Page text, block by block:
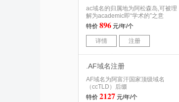
ac域名的归属地为阿松森岛,可被理
解为academic即“学术的”之意
特价 896 元/年/个
详情 注册
.AF域名注册
AF域名为阿富汗国家顶级域名
（ccTLD）后缀
特价 2127 元/年/个